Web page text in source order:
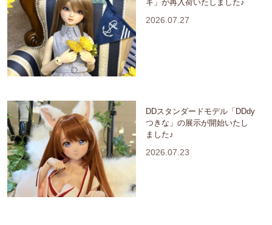
キ」が再入荷いたしました♪
2026.07.27
DDスタンダードモデル「DDdy
つきな」の展示が開始いたし
ました♪
2026.07.23